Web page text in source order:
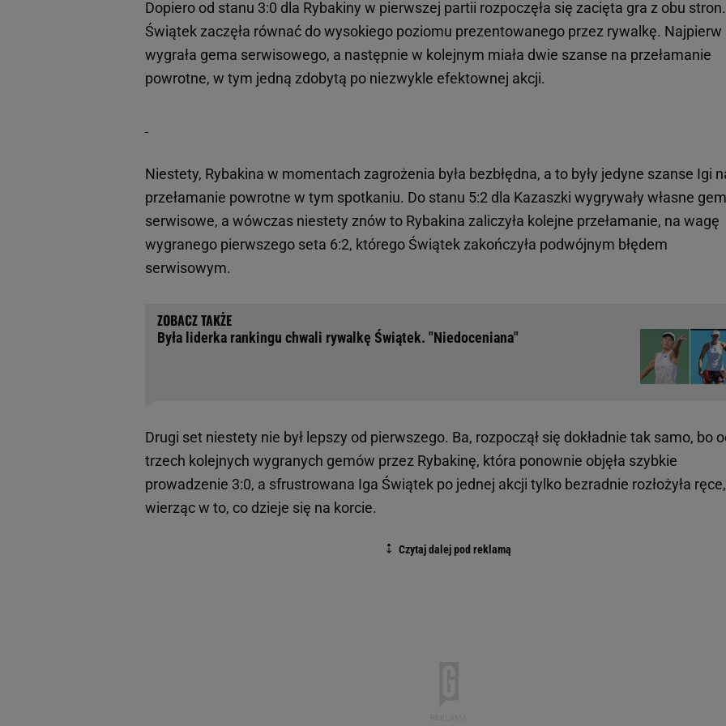
Dopiero od stanu 3:0 dla Rybakiny w pierwszej partii rozpoczęła się zacięta gra z obu stron.
Świątek zaczęła równać do wysokiego poziomu prezentowanego przez rywalkę. Najpierw
wygrała gema serwisowego, a następnie w kolejnym miała dwie szanse na przełamanie
powrotne, w tym jedną zdobytą po niezwykle efektownej akcji.
Niestety, Rybakina w momentach zagrożenia była bezbłędna, a to były jedyne szanse Igi
przełamanie powrotne w tym spotkaniu. Do stanu 5:2 dla Kazaszki wygrywały własne
serwisowe, a wówczas niestety znów to Rybakina zaliczyła kolejne przełamanie, na wagę
wygranego pierwszego seta 6:2, którego Świątek zakończyła podwójnym błędem
serwisowym.
Była liderka rankingu chwali rywalkę Świątek. "Niedoceniana"
Drugi set niestety nie był lepszy od pierwszego. Ba, rozpoczął się dokładnie tak samo, bo
trzech kolejnych wygranych gemów przez Rybakinę, która ponownie objęła szybkie
prowadzenie 3:0, a sfrustrowana Iga Świątek po jednej akcji tylko bezradnie rozłożyła
wierząc w to, co dzieje się na korcie.